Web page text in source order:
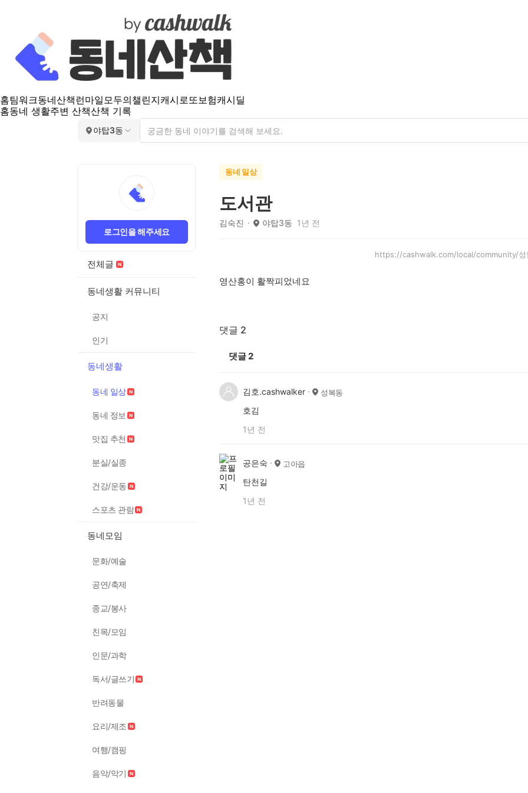
홈팀워크동네산책 런마일모두의챌린지캐시로또보험캐시딜
홈동네 생활주변 산책산책 기록
야탑3동
로그인을 해주세요
전체글
동네생활 커뮤니티
공지
인기
동네생활
동네 일상
동네 정보
맛집 추천
분실/실종
건강/운동
스포츠 관람
동네모임
문화/예술
공연/축제
종교/봉사
친목/모임
인문/과학
독서/글쓰기
반려동물
요리/제조
여행/캠핑
음악/악기
동네 일상
도서관
김숙진 야탑3동 1년 전
https://cashwalk.com/local/community/
영산홍이 활짝피었네요
댓글 2
댓글2
김호.cashwalker 성복동
호김
1년 전
공은숙 고아읍
탄천길
1년 전